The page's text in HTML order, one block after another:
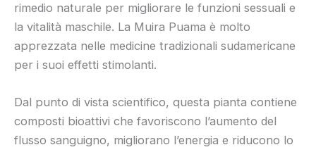
rimedio naturale per migliorare le funzioni sessuali e
la vitalità maschile. La Muira Puama è molto
apprezzata nelle medicine tradizionali sudamericane
per i suoi effetti stimolanti.
Dal punto di vista scientifico, questa pianta contiene
composti bioattivi che favoriscono l’aumento del
flusso sanguigno, migliorano l’energia e riducono lo